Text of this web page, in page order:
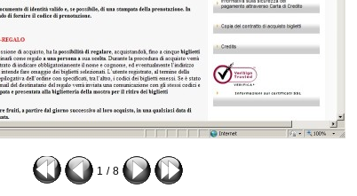
1 / 8